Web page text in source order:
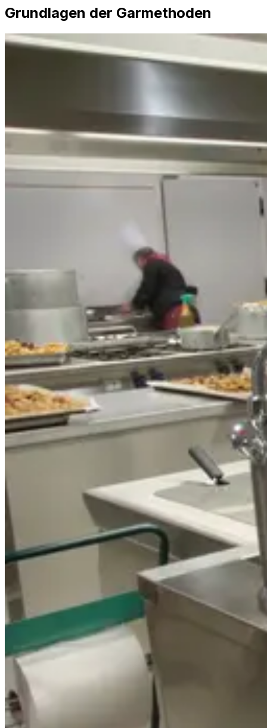
Grundlagen der Garmethoden